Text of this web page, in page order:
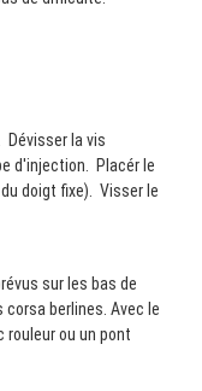
Dévisser la vis
d'injection. Placér le
doigt fixe). Visser le
sur les bas de
corsa berlines. Avec le
rouleur ou un pont